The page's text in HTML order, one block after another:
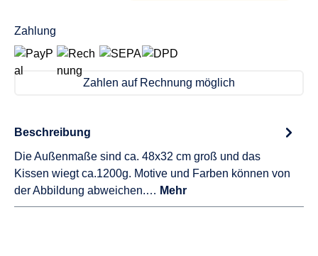
Zahlung
Zahlen auf Rechnung möglich
Beschreibung
Die Außenmaße sind ca. 48x32 cm groß und das
Kissen wiegt ca.1200g. Motive und Farben können von
der Abbildung abweichen.… Mehr